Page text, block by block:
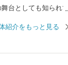
台としても知られて
がとれる自然豊かな
紹介をもっと見る